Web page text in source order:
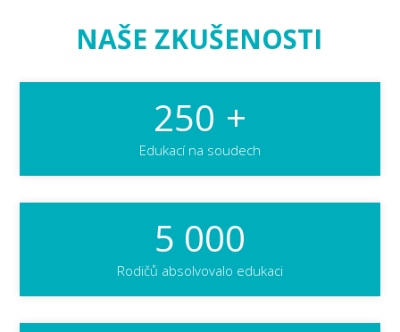
NAŠE ZKUŠENOSTI
250 +
Edukací na soudech
5 000
Rodičů absolvovalo edukaci